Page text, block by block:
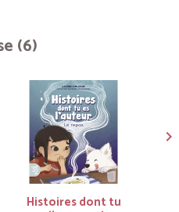
(6)
Histoires dont tu